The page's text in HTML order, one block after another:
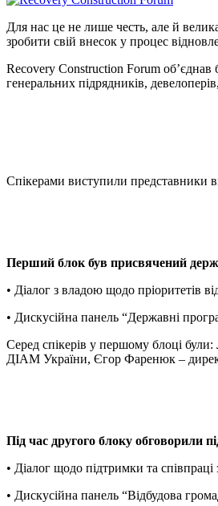
Для нас це не лише честь, але й
зробити свій внесок у процес
Recovery Construction Forum об’єднав
генеральних підрядників,
Спікерами виступили представники
Перший блок був присвячений
• Діалог з владою щодо пріоритетів
• Дискусійна панель “Державні
Серед спікерів у першому блоці
ДІАМ України, Єгор Фаренюк –
Під час другого блоку обговорили
• Діалог щодо підтримки та
• Дискусійна панель “Відбудова